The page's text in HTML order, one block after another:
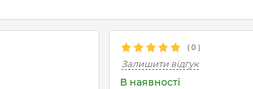
( 0 )
Залишити відгук
В наявності